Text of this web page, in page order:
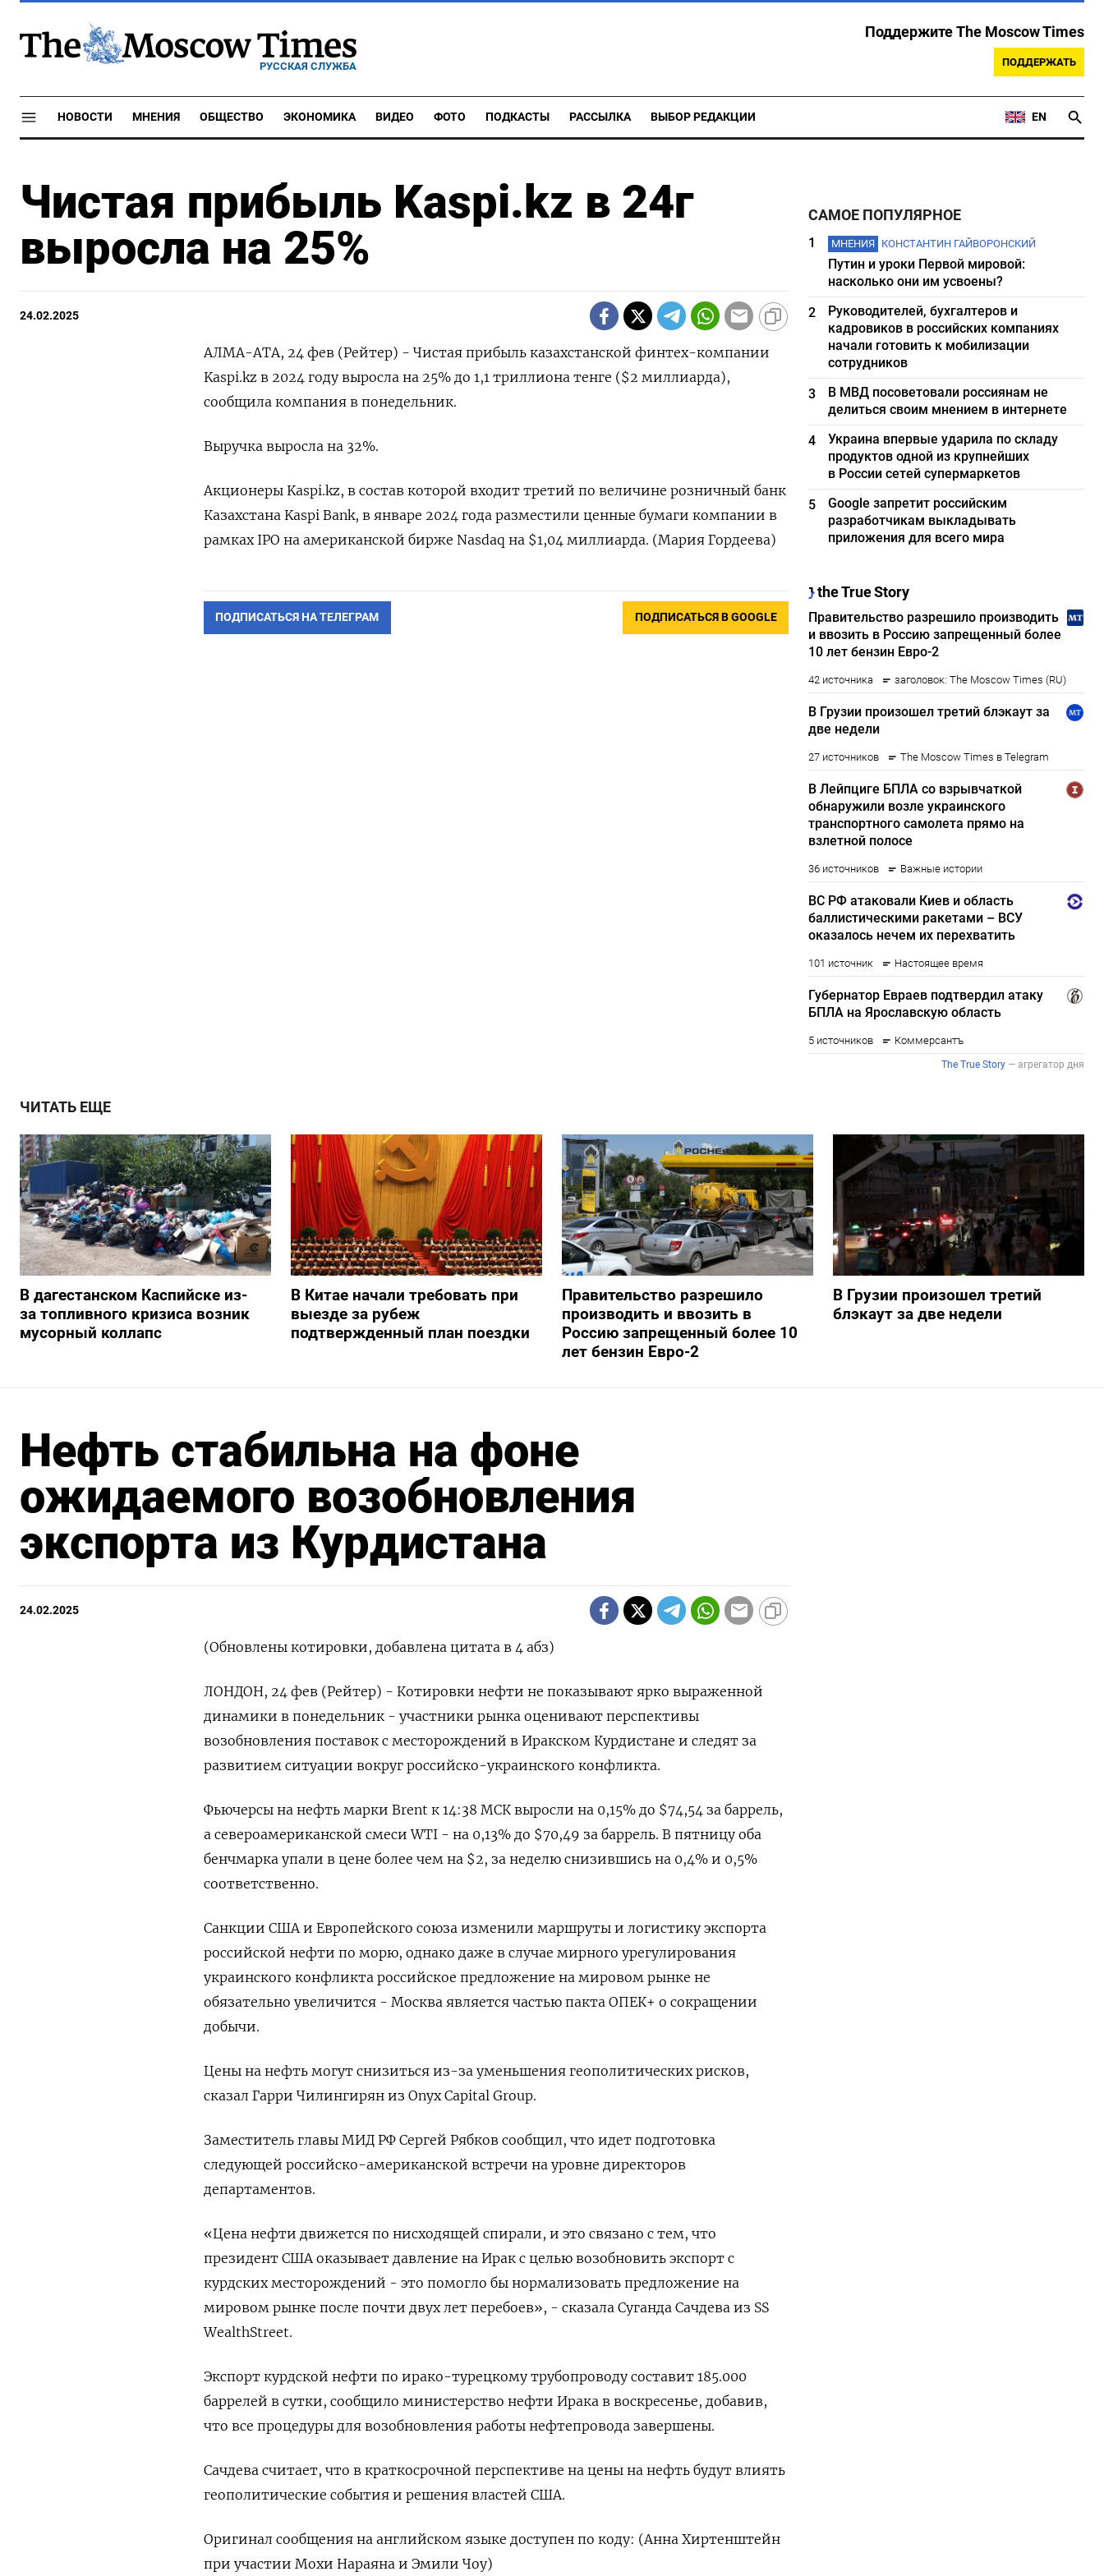
РУССКАЯ СЛУЖБА
Поддержите The Moscow Times
ПОДДЕРЖАТЬ
НОВОСТИ МНЕНИЯ ОБЩЕСТВО ЭКОНОМИКА ВИДЕО ФОТО ПОДКАСТЫ РАССЫЛКА ВЫБОР РЕДАКЦИИ EN
Чистая прибыль Kaspi.kz в 24г
выросла на 25%
24.02.2025
АЛМА-АТА, 24 фев (Рейтер) - Чистая прибыль казахстанской финтех-компании
Kaspi.kz в 2024 году выросла на 25% до 1,1 триллиона тенге ($2 миллиарда),
сообщила компания в понедельник.
Выручка выросла на 32%.
Акционеры Kaspi.kz, в состав которой входит третий по величине розничный банк
Казахстана Kaspi Bank, в январе 2024 года разместили ценные бумаги компании в
рамках IPO на американской бирже Nasdaq на $1,04 миллиарда. (Мария Гордеева)
ПОДПИСАТЬСЯ НА ТЕЛЕГРАМ ПОДПИСАТЬСЯ В GOOGLE
САМОЕ ПОПУЛЯРНОЕ
1 МНЕНИЯ КОНСТАНТИН ГАЙВОРОНСКИЙ
Путин и уроки Первой мировой:
насколько они им усвоены?
2
Руководителей, бухгалтеров и
кадровиков в российских компаниях
начали готовить к мобилизации
сотрудников
3
В МВД посоветовали россиянам не
делиться своим мнением в интернете
4
Украина впервые ударила по складу
продуктов одной из крупнейших
в России сетей супермаркетов
5
Google запретит российским
разработчикам выкладывать
приложения для всего мира
ЧИТАТЬ ЕЩЕ
В дагестанском Каспийске из-
за топливного кризиса возник
мусорный коллапс
В Китае начали требовать при
выезде за рубеж
подтвержденный план поездки
Правительство разрешило
производить и ввозить в
Россию запрещенный более 10
лет бензин Евро-2
В Грузии произошел третий
блэкаут за две недели
Нефть стабильна на фоне
ожидаемого возобновления
экспорта из Курдистана
24.02.2025
(Обновлены котировки, добавлена цитата в 4 абз)
ЛОНДОН, 24 фев (Рейтер) - Котировки нефти не показывают ярко выраженной
динамики в понедельник - участники рынка оценивают перспективы
возобновления поставок с месторождений в Иракском Курдистане и следят за
развитием ситуации вокруг российско-украинского конфликта.
Фьючерсы на нефть марки Brent к 14:38 МСК выросли на 0,15% до $74,54 за баррель,
а североамериканской смеси WTI - на 0,13% до $70,49 за баррель. В пятницу оба
бенчмарка упали в цене более чем на $2, за неделю снизившись на 0,4% и 0,5%
соответственно.
Санкции США и Европейского союза изменили маршруты и логистику экспорта
российской нефти по морю, однако даже в случае мирного урегулирования
украинского конфликта российское предложение на мировом рынке не
обязательно увеличится - Москва является частью пакта ОПЕК+ о сокращении
добычи.
Цены на нефть могут снизиться из-за уменьшения геополитических рисков,
сказал Гарри Чилингирян из Onyx Capital Group.
Заместитель главы МИД РФ Сергей Рябков сообщил, что идет подготовка
следующей российско-американской встречи на уровне директоров
департаментов.
«Цена нефти движется по нисходящей спирали, и это связано с тем, что
президент США оказывает давление на Ирак с целью возобновить экспорт с
курдских месторождений - это помогло бы нормализовать предложение на
мировом рынке после почти двух лет перебоев», - сказала Суганда Сачдева из SS
WealthStreet.
Экспорт курдской нефти по ирако-турецкому трубопроводу составит 185.000
баррелей в сутки, сообщило министерство нефти Ирака в воскресенье, добавив,
что все процедуры для возобновления работы нефтепровода завершены.
Сачдева считает, что в краткосрочной перспективе на цены на нефть будут влиять
геополитические события и решения властей США.
Оригинал сообщения на английском языке доступен по коду: (Анна Хиртенштейн
при участии Мохи Нараяна и Эмили Чоу)